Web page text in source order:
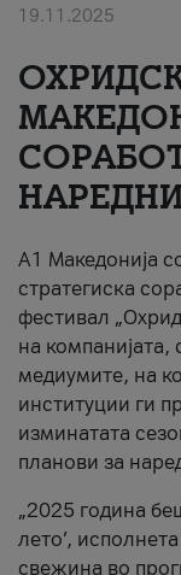
19.11.2025
A1 Македонија
стратегиска
фестивал
на компанијата,
медиумите, на
институции ги
изминатата
планови за
„2025 година
лето’,
свежина во